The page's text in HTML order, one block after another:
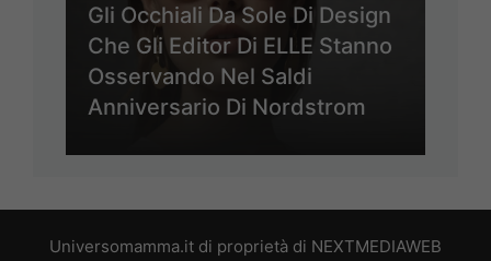
Gli Occhiali Da Sole Di Design
Che Gli Editor Di ELLE Stanno
Osservando Nel Saldi
Anniversario Di Nordstrom
Universomamma.it di proprietà di NEXTMEDIAWEB